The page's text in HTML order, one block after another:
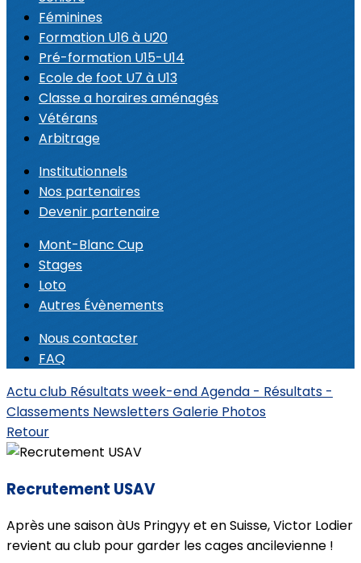
Féminines
Formation U16 à U20
Pré-formation U15-U14
Ecole de foot U7 à U13
Classe a horaires aménagés
Vétérans
Arbitrage
Institutionnels
Nos partenaires
Devenir partenaire
Mont-Blanc Cup
Stages
Loto
Autres Évènements
Nous contacter
FAQ
Actu club Résultats week-endAgenda - Résultats -
Classements NewslettersGalerie Photos
Retour
Recrutement USAV
Après une saison àUs Pringyy et en Suisse, Victor Lodier
revient au club pour garder les cages ancilevienne !